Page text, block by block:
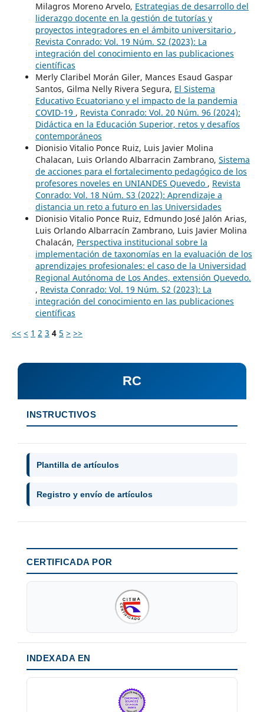
Milagros Moreno Arvelo, Estrategias de desarrollo del
liderazgo docente en la gestión de tutorías y
proyectos integradores en el ámbito universitario ,
Revista Conrado: Vol. 19 Núm. S2 (2023): La
integración del conocimiento en las publicaciones
científicas
Merly Claribel Morán Giler, Mances Esaud Gaspar
Santos, Gilma Nelly Rivera Segura, El Sistema
Educativo Ecuatoriano y el impacto de la pandemia
COVID-19 , Revista Conrado: Vol. 20 Núm. 96 (2024):
Didáctica en la Educación Superior, retos y desafíos
contemporáneos
Dionisio Vitalio Ponce Ruiz, Luis Javier Molina
Chalacan, Luis Orlando Albarracin Zambrano, Sistema
de acciones para el fortalecimento pedagógico de los
profesores noveles en UNIANDES Quevedo , Revista
Conrado: Vol. 18 Núm. S3 (2022): Aprendizaje a
distancia un reto a futuro en las Universidades
Dionisio Vitalio Ponce Ruiz, Edmundo José Jalón Arias,
Luis Orlando Albarracín Zambrano, Luis Javier Molina
Chalacán, Perspectiva institucional sobre la
implementación de taxonomías en la evaluación de los
aprendizajes profesionales: el caso de la Universidad
Regional Autónoma de Los Andes, extensión Quevedo.
, Revista Conrado: Vol. 19 Núm. S2 (2023): La
integración del conocimiento en las publicaciones
científicas
<< < 1 2 3 4 5 > >>
RC
INSTRUCTIVOS
Plantilla de artículos
Registro y envío de artículos
CERTIFICADA POR
INDEXADA EN